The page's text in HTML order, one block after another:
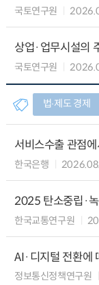
국토연구원
상업·업무시설의
국토연구원
법∙제도 경제
서비스수출 관점
한국은행
2025 탄소중립·
한국교통연구원
AI·디지털 전환에
정보통신정책연구원